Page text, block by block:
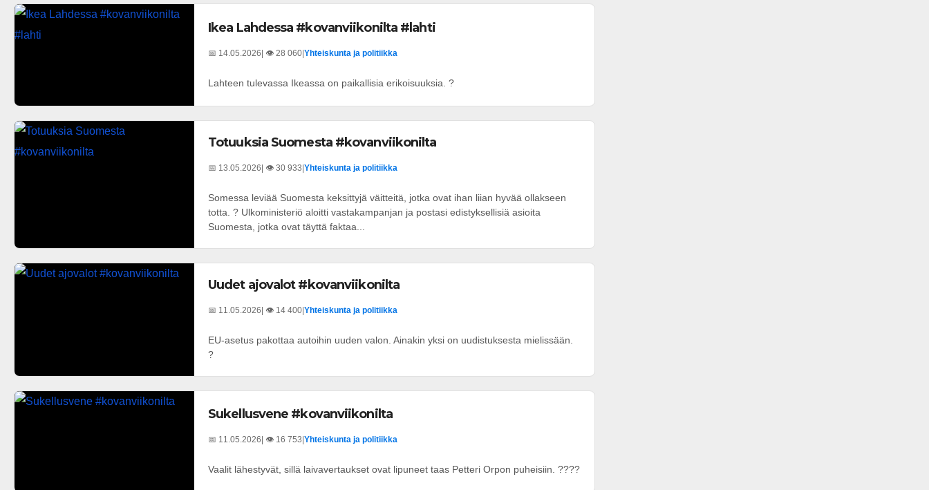
Ikea Lahdessa #kovanviikonilta #lahti
📅 14.05.2026| 👁️ 28 060|Yhteiskunta ja politiikka
Lahteen tulevassa Ikeassa on paikallisia erikoisuuksia. ?
Totuuksia Suomesta #kovanviikonilta
📅 13.05.2026| 👁️ 30 933|Yhteiskunta ja politiikka
Somessa leviää Suomesta keksittyjä väitteitä, jotka ovat ihan liian hyvää ollakseen
totta. ? Ulkoministeriö aloitti vastakampanjan ja postasi edistyksellisiä asioita
Suomesta, jotka ovat täyttä faktaa...
Uudet ajovalot #kovanviikonilta
📅 11.05.2026| 👁️ 14 400|Yhteiskunta ja politiikka
EU-asetus pakottaa autoihin uuden valon. Ainakin yksi on uudistuksesta mielissään.
?
Sukellusvene #kovanviikonilta
📅 11.05.2026| 👁️ 16 753|Yhteiskunta ja politiikka
Vaalit lähestyvät, sillä laivavertaukset ovat lipuneet taas Petteri Orpon puheisiin. ????